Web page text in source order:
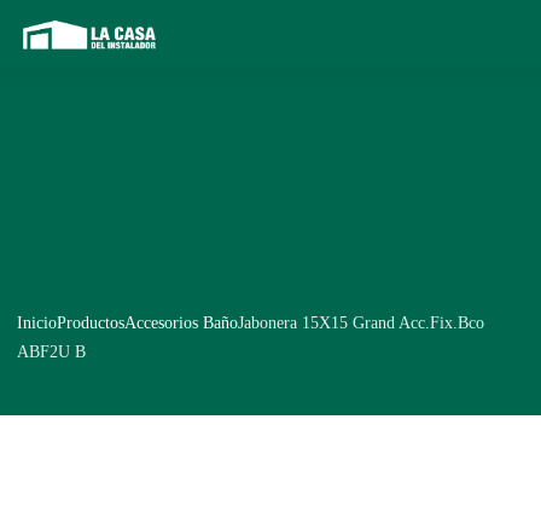
InicioProductosAccesorios BañoJabonera 15X15 Grand Acc.Fix.Bco
ABF2U B